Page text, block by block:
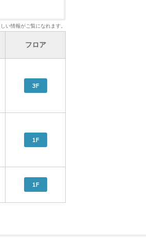
い情報がご覧になれます。
フロア
3F
1F
1F